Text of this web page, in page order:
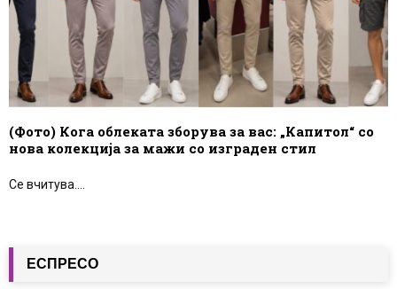
(Фото) Кога облеката зборува за вас: „Капитол“ со
нова колекција за мажи со изграден стил
Се вчитува....
ЕСПРЕСО